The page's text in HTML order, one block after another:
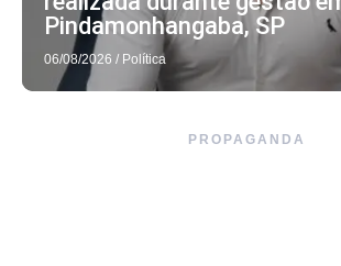
Pindamonhangaba, SP
06/08/2026 / Política
PROPAGANDA